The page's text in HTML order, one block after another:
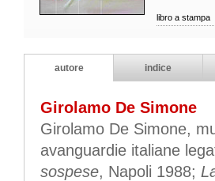
libro a stampa
autore indice
Girolamo De Simone
Girolamo De Simone,
avanguardie italiane
sospese, Napoli 1988;